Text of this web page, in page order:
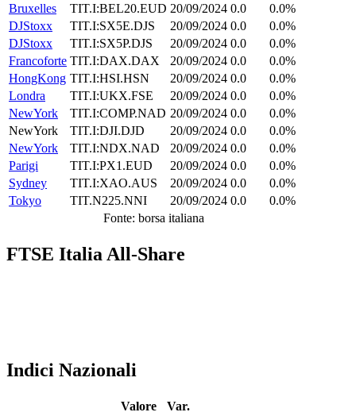
Bruxelles
TIT.I:BEL20.EUD 20/09/2024 0.0
0.0%
DJStoxx
TIT.I:SX5E.DJS 20/09/2024 0.0
0.0%
DJStoxx
TIT.I:SX5P.DJS 20/09/2024 0.0
0.0%
Francoforte TIT.I:DAX.DAX 20/09/2024 0.0
0.0%
HongKong TIT.I:HSI.HSN 20/09/2024 0.0
0.0%
Londra
TIT.I:UKX.FSE 20/09/2024 0.0
0.0%
NewYork
TIT.I:COMP.NAD 20/09/2024 0.0
0.0%
NewYork
TIT.I:DJI.DJD 20/09/2024 0.0
0.0%
NewYork
TIT.I:NDX.NAD 20/09/2024 0.0
0.0%
Parigi
TIT.I:PX1.EUD 20/09/2024 0.0
0.0%
Sydney
TIT.I:XAO.AUS 20/09/2024 0.0
0.0%
Tokyo
TIT.N225.NNI 20/09/2024 0.0
0.0%
Fonte: borsa italiana
FTSE Italia All-Share
Indici Nazionali
Valore
Var.